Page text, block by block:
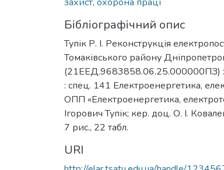
Бібліографічний опис
Тупік Р. І. Реконструкція
Томаківського району
(21ЕЕД.9683858.06.25.000000ПЗ) :
: спец. 141 Електроенергетика,
ОПП «Електроенергетика,
Ігорович Тупік; кер. доц. О. І.
7 рис., 22 табл.
URI